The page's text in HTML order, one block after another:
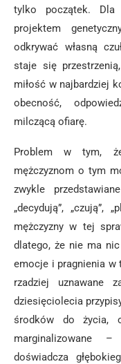
tylko początek.
projektem
odkrywać własną
staje się
miłość w najbardziej
obecność,
milczącą ofiarę.
Problem w tym,
mężczyznom o tym
zwykle
„decydują”, „czują”,
mężczyzny w tej
dlatego, że nie ma
emocje i pragnienia w
rzadziej uznawane
dziesięciolecia
środków do życia,
marginalizowane
doświadcza